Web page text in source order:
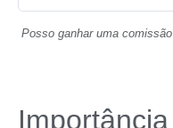
Posso ganhar uma